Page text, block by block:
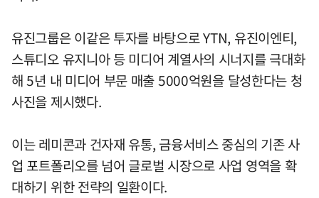
유진그룹은 이같은 투자를 바탕으로 YTN, 유진이엔티,
스튜디오 유지니아 등 미디어 계열사의 시너지를 극대화
해 5년 내 미디어 부문 매출 5000억원을 달성한다는 청
사진을 제시했다.
이는 레미콘과 건자재 유통, 금융서비스 중심의 기존 사
업 포트폴리오를 넘어 글로벌 시장으로 사업 영역을 확
대하기 위한 전략의 일환이다.